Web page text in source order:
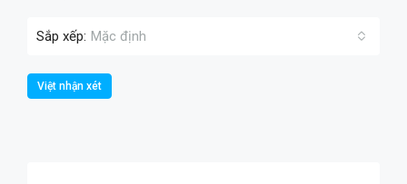
Sắp xếp: Mặc định
Việt nhận xét